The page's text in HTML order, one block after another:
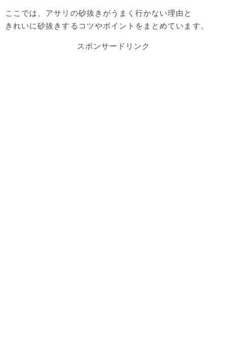
ここでは、アサリの砂抜きがうまく行かない理由と
きれいに砂抜きするコツやポイントをまとめています。
スポンサードリンク